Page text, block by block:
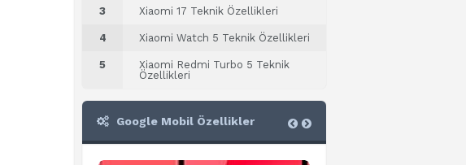
3 Xiaomi 17 Teknik Özellikleri
4 Xiaomi Watch 5 Teknik Özellikleri
5
Xiaomi Redmi Turbo 5 Teknik
Özellikleri
Google Mobil Özellikler